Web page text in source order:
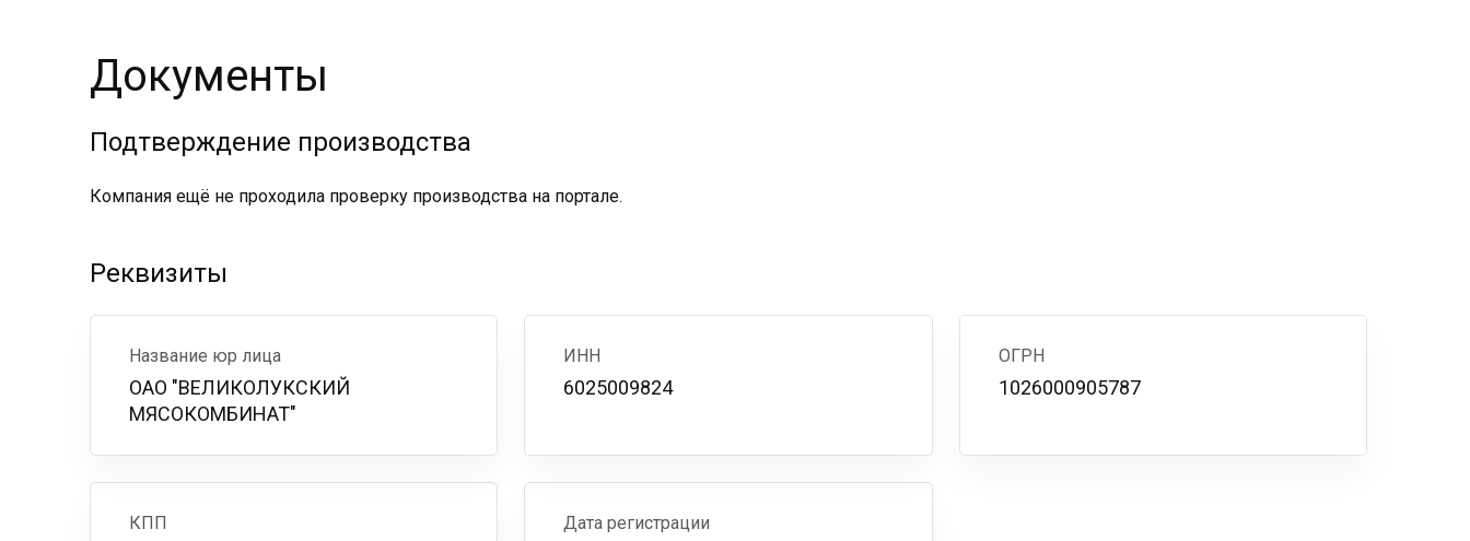
Документы
Подтверждение производства
Компания ещё не проходила проверку производства на портале.
Реквизиты
Название юр лица
ОАО "ВЕЛИКОЛУКСКИЙ
МЯСОКОМБИНАТ"
ИНН
6025009824
ОГРН
1026000905787
КПП Дата регистрации